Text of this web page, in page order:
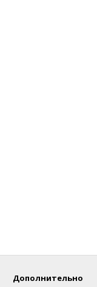
Дополнительно